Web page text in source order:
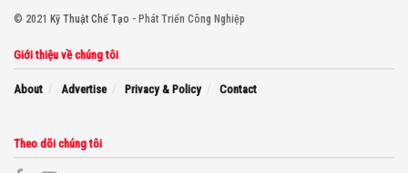
© 2021 Kỹ Thuật Chế Tạo - Phát Triển Công Nghiệp
Giới thiệu về chúng tôi
About Advertise Privacy & Policy Contact
Theo dõi chúng tôi